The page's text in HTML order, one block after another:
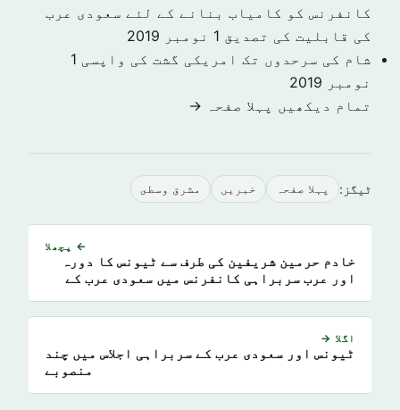
کانفرنس کو کامیاب بنانے کے لئے سعودی عرب
کی قابلیت کی تصدیق 1 نومبر 2019
شام کی سرحدوں تک امریکی گشت کی واپسی 1
نومبر 2019
تمام دیکھیں پہلا صفحہ →
ٹیگز: پہلا صفحہ خبريں مشرق وسطى
← پچھلا
خادم حرمین شریفین کی طرف سے ٹیونس کا دورہ
اور عرب سربراہی کانفرنس میں سعودی عرب کے
اگلا →
ٹیونس اور سعودی عرب کے سربراہی اجلاس میں چند
منصوبے